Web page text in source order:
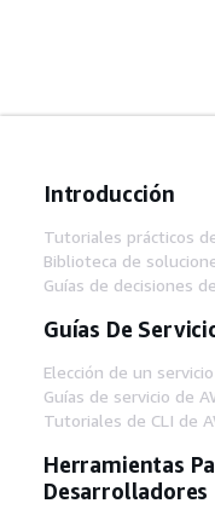
Introducción
Tutoriales prácticos
Biblioteca de
Guías de decisiones
Guías De
Elección de un
Guías de servicio de
Tutoriales de CLI de
Herramientas
Desarrolladores